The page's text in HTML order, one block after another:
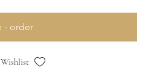
- order